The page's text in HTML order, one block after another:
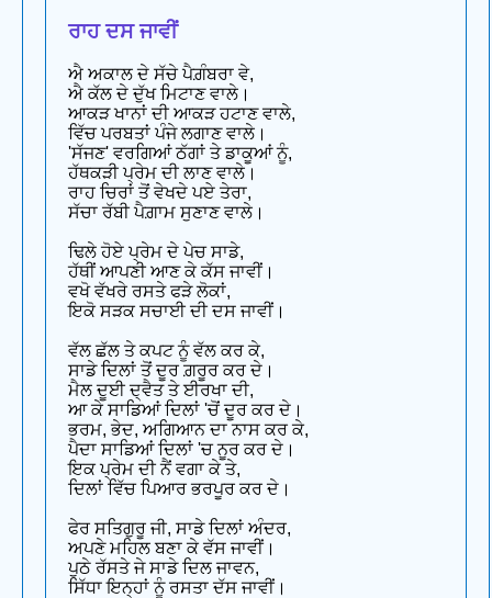
ਰਾਹ ਦਸ ਜਾਵੀਂ
ਐ ਅਕਾਲ ਦੇ ਸੱਚੇ ਪੈਗ਼ੰਬਰਾ ਵੇ,
ਐ ਕੱਲ ਦੇ ਦੁੱਖ ਮਿਟਾਣ ਵਾਲੇ।
ਆਕੜ ਖਾਨਾਂ ਦੀ ਆਕੜ ਹਟਾਣ ਵਾਲੇ,
ਵਿੱਚ ਪਰਬਤਾਂ ਪੰਜੇ ਲਗਾਣ ਵਾਲੇ।
'ਸੱਜਣ' ਵਰਗਿਆਂ ਠੱਗਾਂ ਤੇ ਡਾਕੂਆਂ ਨੂੰ,
ਹੱਥਕੜੀ ਪ੍ਰੇਮ ਦੀ ਲਾਣ ਵਾਲੇ।
ਰਾਹ ਚਿਰਾਂ ਤੋਂ ਵੇਖਦੇ ਪਏ ਤੇਰਾ,
ਸੱਚਾ ਰੱਬੀ ਪੈਗ਼ਾਮ ਸੁਣਾਣ ਵਾਲੇ।
ਢਿਲੇ ਹੋਏ ਪ੍ਰੇਮ ਦੇ ਪੇਚ ਸਾਡੇ,
ਹੱਥੀਂ ਆਪਣੀ ਆਣ ਕੇ ਕੱਸ ਜਾਵੀਂ।
ਵਖੋ ਵੱਖਰੇ ਰਸਤੇ ਫੜੇ ਲੋਕਾਂ,
ਇਕੋ ਸੜਕ ਸਚਾਈ ਦੀ ਦਸ ਜਾਵੀਂ।
ਵੱਲ ਛੱਲ ਤੇ ਕਪਟ ਨੂੰ ਵੱਲ ਕਰ ਕੇ,
ਸਾਡੇ ਦਿਲਾਂ ਤੋਂ ਦੂਰ ਗ਼ਰੂਰ ਕਰ ਦੇ।
ਮੈਲ ਦੂਈ ਦ੍ਵੈਤ ਤੇ ਈਰਖਾ ਦੀ,
ਆ ਕੇ ਸਾਡਿਆਂ ਦਿਲਾਂ 'ਚੋਂ ਦੂਰ ਕਰ ਦੇ।
ਭਰਮ, ਭੇਦ, ਅਗਿਆਨ ਦਾ ਨਾਸ ਕਰ ਕੇ,
ਪੈਦਾ ਸਾਡਿਆਂ ਦਿਲਾਂ 'ਚ ਨੂਰ ਕਰ ਦੇ।
ਇਕ ਪ੍ਰੇਮ ਦੀ ਨੈਂ ਵਗਾ ਕੇ ਤੇ,
ਦਿਲਾਂ ਵਿੱਚ ਪਿਆਰ ਭਰਪੂਰ ਕਰ ਦੇ।
ਫੇਰ ਸਤਿਗੁਰੂ ਜੀ, ਸਾਡੇ ਦਿਲਾਂ ਅੰਦਰ,
ਅਪਣੇ ਮਹਿਲ ਬਣਾ ਕੇ ਵੱਸ ਜਾਵੀਂ।
ਪੁਠੇ ਰੱਸਤੇ ਜੇ ਸਾਡੇ ਦਿਲ ਜਾਵਨ,
ਸਿੱਧਾ ਇਨ੍ਹਾਂ ਨੂੰ ਰਸਤਾ ਦੱਸ ਜਾਵੀਂ।